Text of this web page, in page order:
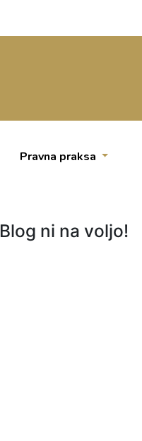
Pravna praksa
Blog ni na voljo!